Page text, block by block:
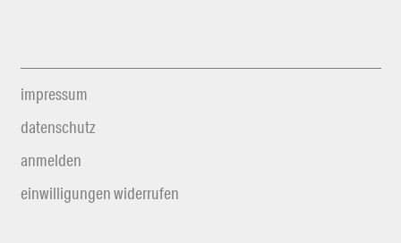
impressum
datenschutz
anmelden
einwilligungen widerrufen